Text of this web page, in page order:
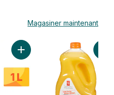
Magasiner maintenant
au panier
Ajouter Quatre saisons